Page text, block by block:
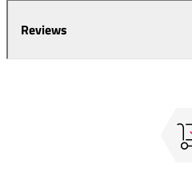
Reviews